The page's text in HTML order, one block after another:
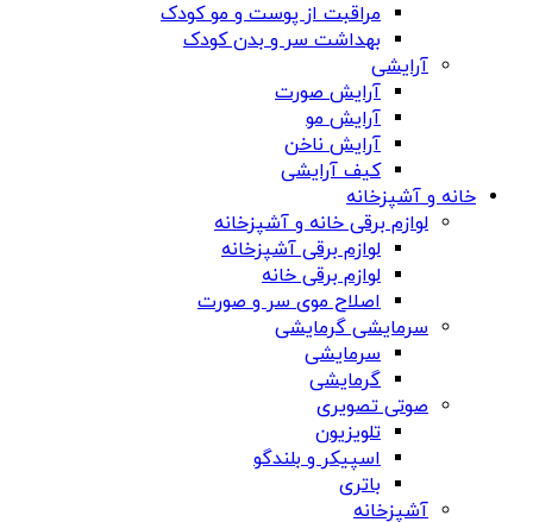
مراقبت از پوست و مو کودک
بهداشت سر و بدن کودک
آرایشی
آرایش صورت
آرایش مو
آرایش ناخن
کیف آرایشی
خانه و آشپزخانه
لوازم برقی خانه و آشپزخانه
لوازم برقی آشپزخانه
لوازم برقی خانه
اصلاح موی سر و صورت
سرمایشی گرمایشی
سرمایشی
گرمایشی
صوتی تصویری
تلویزیون
اسپیکر و بلندگو
باتری
آشپزخانه